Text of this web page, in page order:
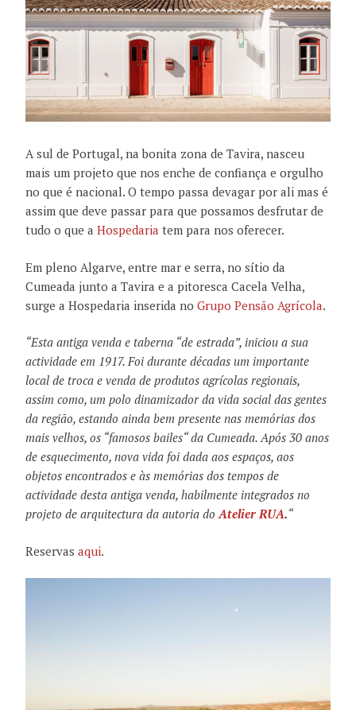
A sul de Portugal, na bonita zona de Tavira, nasceu
mais um projeto que nos enche de confiança e orgulho
no que é nacional. O tempo passa devagar por ali mas é
assim que deve passar para que possamos desfrutar de
tudo o que a Hospedaria tem para nos oferecer.
Em pleno Algarve, entre mar e serra, no sítio da
Cumeada junto a Tavira e a pitoresca Cacela Velha,
surge a Hospedaria inserida no Grupo Pensão Agrícola.
“Esta antiga venda e taberna “de estrada”, iniciou a sua
actividade em 1917. Foi durante décadas um importante
local de troca e venda de produtos agrícolas regionais,
assim como, um polo dinamizador da vida social das gentes
da região, estando ainda bem presente nas memórias dos
mais velhos, os “famosos bailes“ da Cumeada. Após 30 anos
de esquecimento, nova vida foi dada aos espaços, aos
objetos encontrados e às memórias dos tempos de
actividade desta antiga venda, habilmente integrados no
projeto de arquitectura da autoria doAtelier RUA.“
Reservas aqui.